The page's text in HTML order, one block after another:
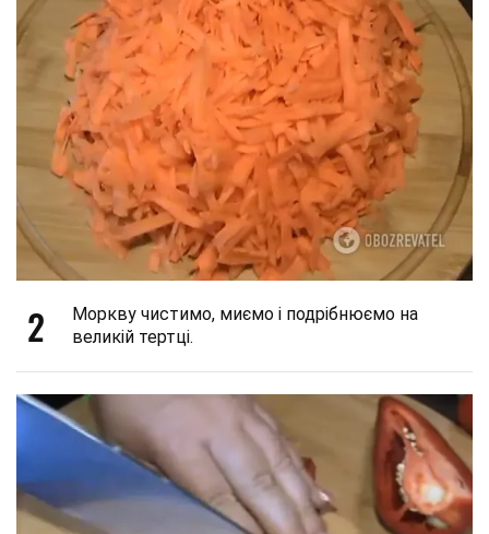
2
Моркву чистимо, миємо і подрібнюємо на
великій тертці.